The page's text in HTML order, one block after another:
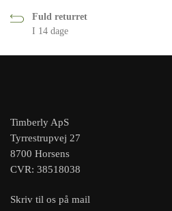
Fuld returret
I 14 dage
Timberly ApS
Tyrrestrupvej 27
8700 Horsens
CVR: 38518038
Skriv til os på mail